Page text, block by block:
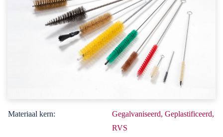
Materiaal kern:
Gegalvaniseerd, Geplastificeerd,
RVS